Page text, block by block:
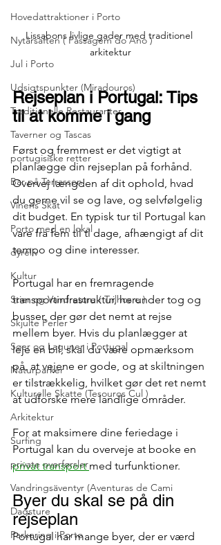
Hovedattraktioner i Porto
Nytårsaften ( Passagem do Ano )
Jul i Porto
Udsigtspunkter (Miradouros)
Traditionelle Restauranter
Taverner og Tascas
portugisiske retter
Bar på Terrassen
Vinens Skat
Porto med en lokal
dyreliv
Kultur
Stier og Vandreture ( Trilhos e )
Skjulte Perler
Søer og Laguner i Portugal
Naturparker
Kulturelle Skatte (Tesouros Cul )
Arkitektur
Surfing
private overførsler
Vandringsäventyr (Aventuras de Cami
Dagsture
Parkering i Porto
Lissabons livlige gader med traditionel
arkitektur
Rejseplan i Portugal: Tips
til at komme i gang
Først og fremmest er det vigtigt at
planlægge din rejseplan på forhånd.
Overvej længden af ​​dit ophold, hvad
du gerne vil se og lave, og selvfølgelig
dit budget. En typisk tur til Portugal kan
vare fra fem til ti dage, afhængigt af dit
tempo og dine interesser.
Portugal har en fremragende
transportinfrastruktur, herunder tog og
busser, der gør det nemt at rejse
mellem byer. Hvis du planlægger at
leje en bil, skal du være opmærksom
på, at vejene er gode, og at skiltningen
er tilstrækkelig, hvilket gør det ret nemt
at udforske mere landlige områder.
For at maksimere dine feriedage i
Portugal kan du overveje at booke en
privat transport med turfunktioner.
Byer du skal se på din
rejseplan
Portugal har mange byer, der er værd